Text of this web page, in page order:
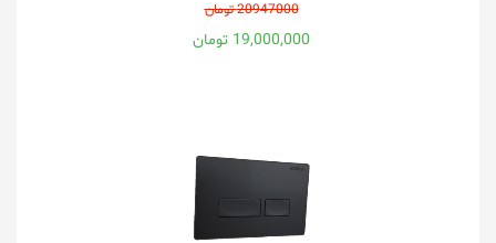
20947000 تومان
19,000,000 تومان